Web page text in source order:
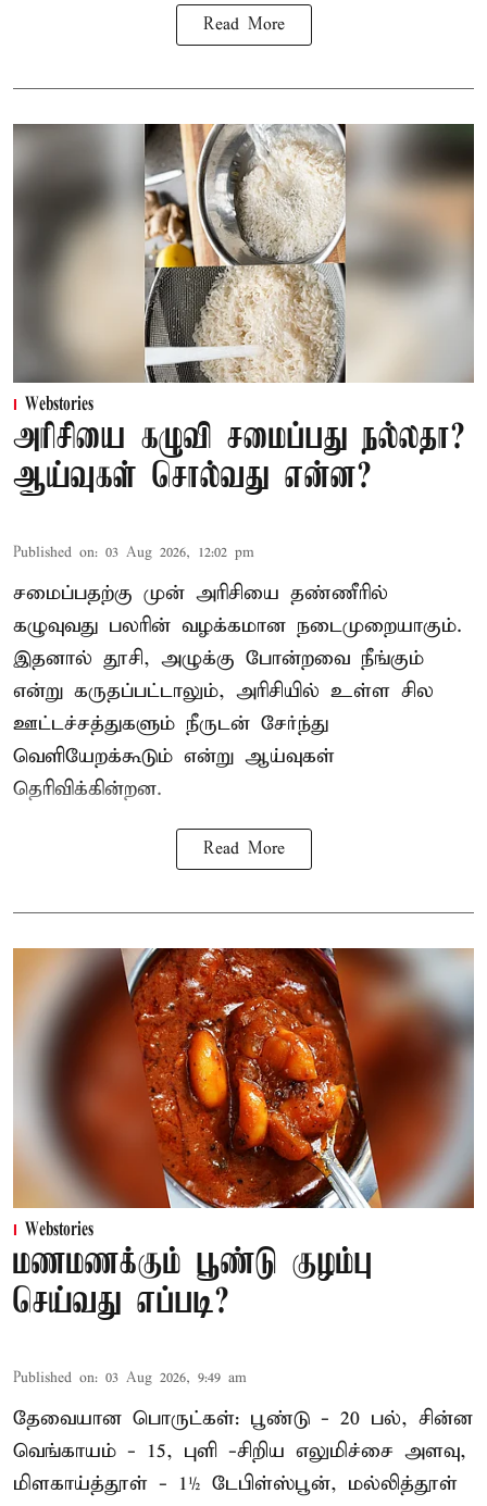
Read More
Webstories
அரிசியை கழுவி சமைப்பது நல்லதா?
ஆய்வுகள் சொல்வது என்ன?
Published on: 03 Aug 2026, 12:02 pm
சமைப்பதற்கு முன் அரிசியை தண்ணீரில்
கழுவுவது பலரின் வழக்கமான நடைமுறையாகும்.
இதனால் தூசி, அழுக்கு போன்றவை நீங்கும்
என்று கருதப்பட்டாலும், அரிசியில் உள்ள சில
ஊட்டச்சத்துகளும் நீருடன் சேர்ந்து
வெளியேறக்கூடும் என்று ஆய்வுகள்
தெரிவிக்கின்றன.
Read More
Webstories
மணமணக்கும் பூண்டு குழம்பு
செய்வது எப்படி?
Published on: 03 Aug 2026, 9:49 am
தேவையான பொருட்கள்: பூண்டு - 20 பல், சின்ன
வெங்காயம் - 15, புளி -சிறிய எலுமிச்சை அளவு,
மிளகாய்த்தூள் - 1½ டேபிள்ஸ்பூன், மல்லித்தூள்